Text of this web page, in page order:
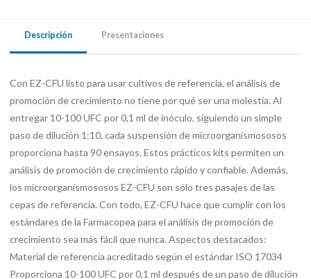
Descripción Presentaciones
Con EZ-CFU listo para usar cultivos de referencia, el análisis de
promoción de crecimiento no tiene por qué ser una molestia. Al
entregar 10-100 UFC por 0,1 ml de inóculo, siguiendo un simple
paso de dilución 1:10, cada suspensión de microorganismososos
proporciona hasta 90 ensayos. Estos prácticos kits permiten un
análisis de promoción de crecimiento rápido y confiable. Además,
los microorganismososos EZ-CFU son sólo tres pasajes de las
cepas de referencia. Con todo, EZ-CFU hace que cumplir con los
estándares de la Farmacopea para el análisis de promoción de
crecimiento sea más fácil que nunca. Aspectos destacados:
Material de referencia acreditado según el estándar ISO 17034
Proporciona 10-100 UFC por 0,1 ml después de un paso de dilución